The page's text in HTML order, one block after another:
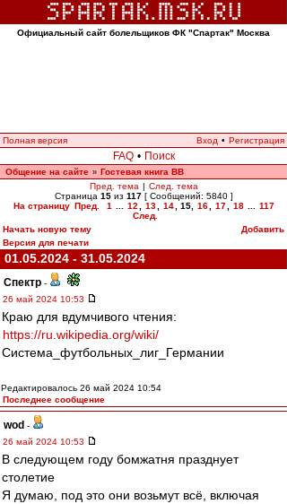
Официальный сайт болельщиков ФК "Спартак" Москва
Полная версия Вход • Регистрация
FAQ • Поиск
Общение на сайте » Гостевая книга ВВ
Пред. тема | След. тема
Страница 15из 117[ Сообщений: 5840 ]
На страницу Пред. 1 12 13 14 15, 16 17 18
117
След.
Начать новую тему
Добавить
Версия для печати
01.05.2024 - 31.05.2024
Спектр -
26 май 2024 10:53
Краю для вдумчивого чтения:
https://ru.wikipedia.org/wiki/
Система_футбольных_лиг_Германии
Редактировалось 26 май 2024 10:54
Последнее сообщение
wod -
26 май 2024 10:53
В следующем году бомжатня празднует
столетие
Я думаю, под это они возьмут всё, включая